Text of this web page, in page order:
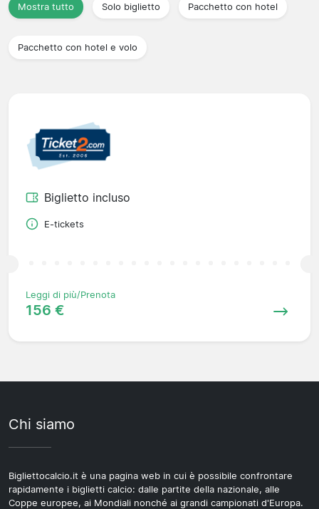
Mostra tutto Solo biglietto Pacchetto con hotel
Pacchetto con hotel e volo
Biglietto incluso
E-tickets
Leggi di più/Prenota
156 €
Chi siamo
Bigliettocalcio.it è una pagina web in cui è possibile confrontare
rapidamente i biglietti calcio: dalle partite della nazionale, alle
Coppe europee, ai Mondiali nonché ai grandi campionati d'Europa.